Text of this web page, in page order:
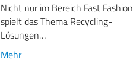
Nicht nur im Bereich Fast Fashion
spielt das Thema Recycling-
Lösungen…
Mehr